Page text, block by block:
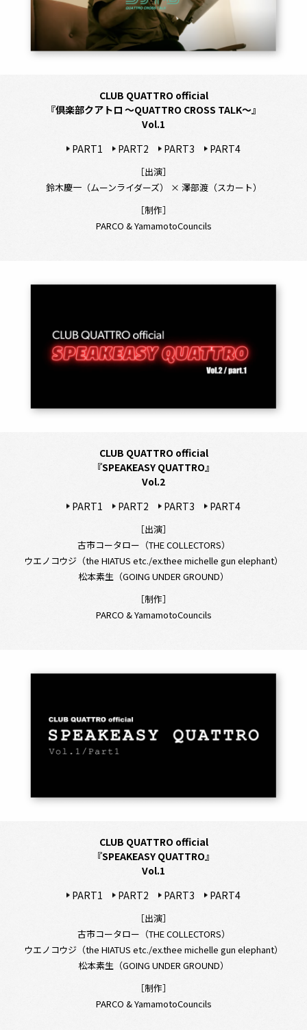
CLUB QUATTRO official
『倶楽部クアトロ ～QUATTRO CROSS TALK～』
Vol.1
PART1
PART2 PART3 PART4
［出演］
鈴木慶一（ムーンライダーズ） × 澤部渡（スカート）
［制作］
PARCO & YamamotoCouncils
CLUB QUATTRO official
『SPEAKEASY QUATTRO』
Vol.2
PART1
PART2 PART3 PART4
［出演］
古市コータロー（THE COLLECTORS）
ウエノコウジ（the HIATUS etc./ex.thee michelle gun elephant）
松本素生（GOING UNDER GROUND）
［制作］
PARCO & YamamotoCouncils
CLUB QUATTRO official
『SPEAKEASY QUATTRO』
Vol.1
PART1
PART2 PART3 PART4
［出演］
古市コータロー（THE COLLECTORS）
ウエノコウジ（the HIATUS etc./ex.thee michelle gun elephant）
松本素生（GOING UNDER GROUND）
［制作］
PARCO & YamamotoCouncils